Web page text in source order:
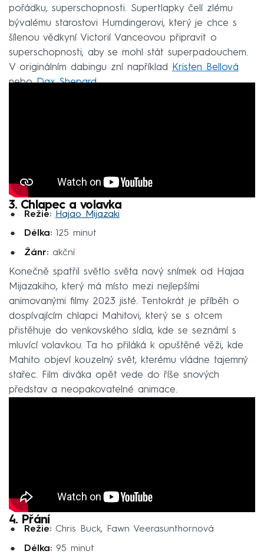
pořádku, superschopnosti. Supertlapky čelí zlému
bývalému starostovi Humdingerovi, který je chce s
šílenou vědkyní Victorií Vanceovou připravit o
superschopnosti, aby se mohl stát superpadouchem.
V originálním dabingu zní například
Kristen Bellová
neboDax Shepard.
3. Chlapec a volavka
Režie: Hajao Mijazaki
Délka:125 minut
Žánr:akční
Konečně spatřil světlo světa nový snímek od Hajaa
Mijazakiho, který má místo mezi nejlepšími
animovanými filmy 2023 jisté. Tentokrát je příběh o
dospívajícím chlapci Mahitovi, který se s otcem
přistěhuje do venkovského sídla, kde se seznámí s
mluvící volavkou. Ta ho přiláká k opuštěné věži, kde
Mahito objeví kouzelný svět, kterému vládne tajemný
stařec. Film diváka opět vede do říše snových
představ a neopakovatelné animace.
4. Přání
Režie:Chris Buck, Fawn Veerasunthornová
Délka:95 minut